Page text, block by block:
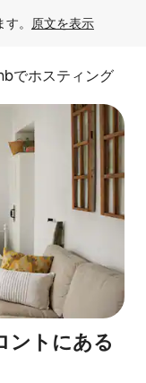
。 原文を表示
でホスティング
ントにある